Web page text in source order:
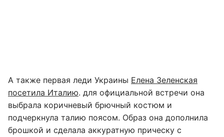
А также первая леди Украины Елена Зеленская
посетила Италию. для официальной встречи она
выбрала коричневый брючный костюм и
подчеркнула талию поясом. Образ она дополнила
брошкой и сделала аккуратную прическу с